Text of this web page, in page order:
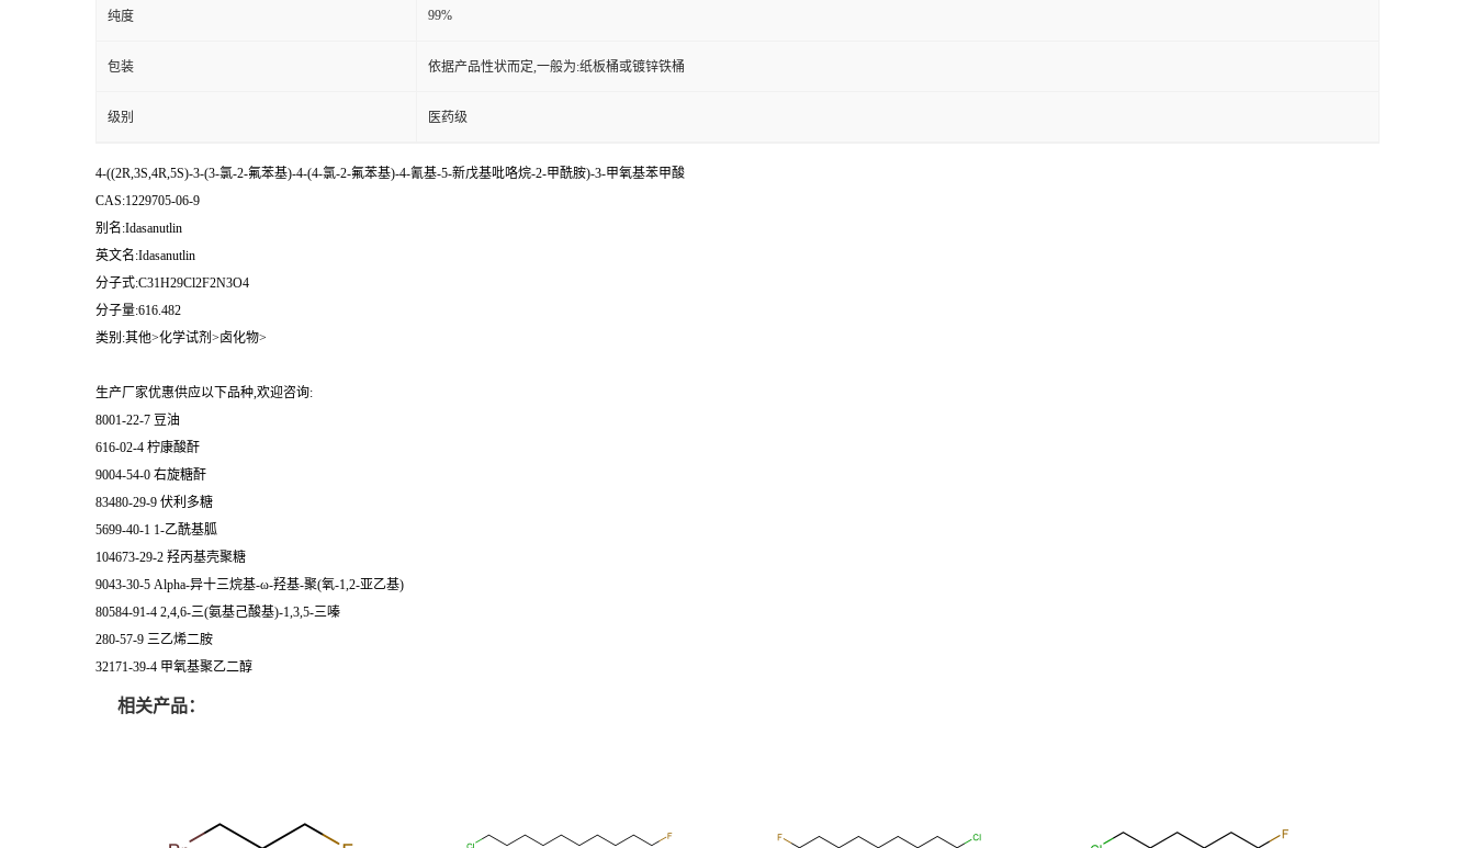
纯度 99%
包装 依据产品性状而定,一般为:纸板桶或镀锌铁桶
级别 医药级
4-((2R,3S,4R,5S)-3-(3-氯-2-氟苯基)-4-(4-氯-2-氟苯基)-4-氰基-5-新戊基吡咯烷-2-甲酰胺)-3-甲氧基苯甲酸
CAS:1229705-06-9
别名:Idasanutlin
英文名:Idasanutlin
分子式:C31H29Cl2F2N3O4
分子量:616.482
类别:其他>化学试剂>卤化物>
生产厂家优惠供应以下品种,欢迎咨询:
8001-22-7 豆油
616-02-4 柠康酸酐
9004-54-0 右旋糖酐
83480-29-9 伏利多糖
5699-40-1 1-乙酰基胍
104673-29-2 羟丙基壳聚糖
9043-30-5 Alpha-异十三烷基-ω-羟基-聚(氧-1,2-亚乙基)
80584-91-4 2,4,6-三(氨基己酸基)-1,3,5-三嗪
280-57-9 三乙烯二胺
32171-39-4 甲氧基聚乙二醇
相关产品：